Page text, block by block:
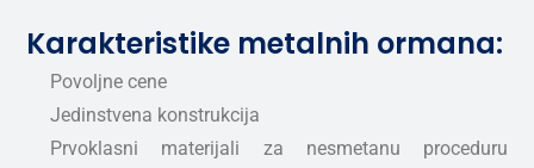
Karakteristike metalnih ormana:
Povoljne cene
Jedinstvena konstrukcija
Prvoklasni materijali za nesmetanu proceduru